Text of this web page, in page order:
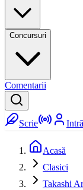
Concursuri
Comentarii
Scrie
Acasă
Clasici
Takashi